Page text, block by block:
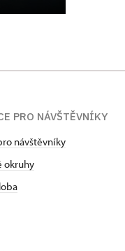
PRO NÁVŠTĚVNÍKY
návštěvníky
okruhy